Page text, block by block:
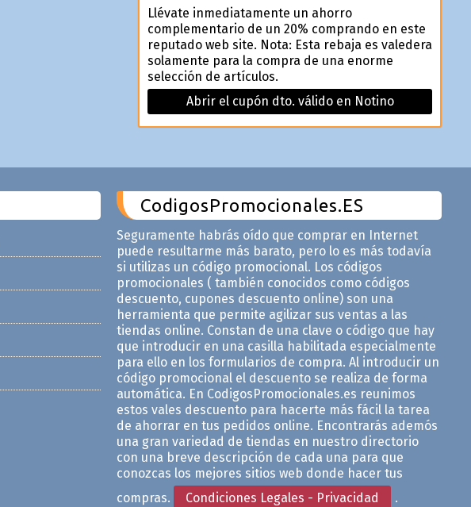
Llévate inmediatamente un ahorro
complementario de un 20% comprando en este
reputado web site. Nota: Esta rebaja es valedera
solamente para la compra de una enorme
selección de artículos.
Abrir el cupón dto. válido en Notino
CodigosPromocionales.ES
Seguramente habrás oído que comprar en Internet
puede resultarme más barato, pero lo es más todavía
si utilizas un código promocional. Los códigos
promocionales ( también conocidos como códigos
descuento, cupones descuento online) son una
herramienta que permite agilizar sus ventas a las
tiendas online. Constan de una clave o código que hay
que introducir en una casilla habilitada especialmente
para ello en los formularios de compra. Al introducir un
código promocional el descuento se realiza de forma
automática. En CodigosPromocionales.es reunimos
estos vales descuento para hacerte más fácil la tarea
de ahorrar en tus pedidos online. Encontrarás ademós
una gran variedad de tiendas en nuestro directorio
con una breve descripción de cada una para que
conozcas los mejores sitios web donde hacer tus
compras.
Condiciones Legales - Privacidad .